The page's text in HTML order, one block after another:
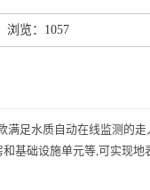
览：1057
满足水质自动在线监测的
基础设施单元等,可实现